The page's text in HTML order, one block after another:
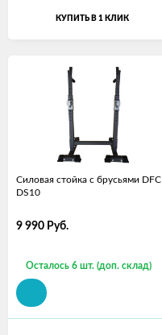
КУПИТЬ В 1 КЛИК
Силовая стойка с брусьями DFC
DS10
9 990 Руб.
Осталось 6 шт. (доп. склад)